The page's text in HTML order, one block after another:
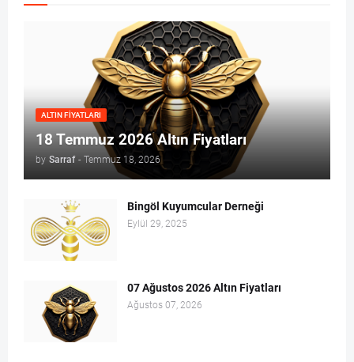
ALTIN FIYATLARI
18 Temmuz 2026 Altın Fiyatları
by Sarraf - Temmuz 18, 2026
Bingöl Kuyumcular Derneği
Eylül 29, 2025
07 Ağustos 2026 Altın Fiyatları
Ağustos 07, 2026